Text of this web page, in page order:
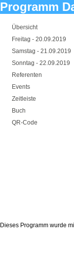
Programm
Übersicht
Freitag - 20.09.2019
Samstag - 21.09.2019
Sonntag - 22.09.2019
Referenten
Events
Zeitleiste
Buch
QR-Code
Dieses Programm wurde